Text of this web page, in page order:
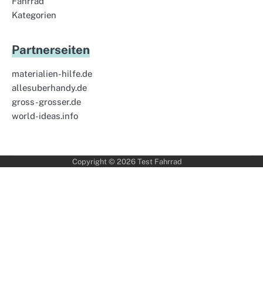
Kategorien
Partnerseiten
materialien-hilfe.de
allesuberhandy.de
gross-grosser.de
world-ideas.info
Copyright © 2026 Test Fahrrad